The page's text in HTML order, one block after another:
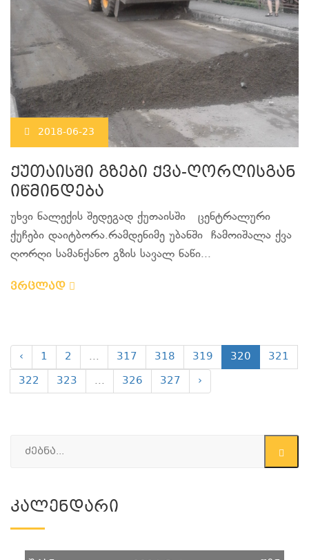
2018-06-23
ქუთაისში გზები ქვა-ღორღისგან
იწმინდება
უხვი ნალექის შედეგად ქუთაისში ცენტრალური
ქუჩები დაიტბორა.რამდენიმე უბანში ჩამოიშალა ქვა
ღორღი სამანქანო გზის სავალ ნაწი...
ვრცლად
‹ 1 2 ... 317 318 319 320
321
322
323 ... 326 327 ›
Კალენდარი